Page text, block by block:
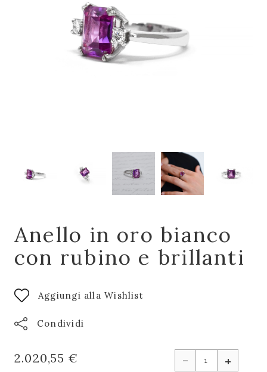
Anello in oro bianco
con rubino e brillanti
Aggiungi alla Wishlist
Condividi
2.020,55 € - +